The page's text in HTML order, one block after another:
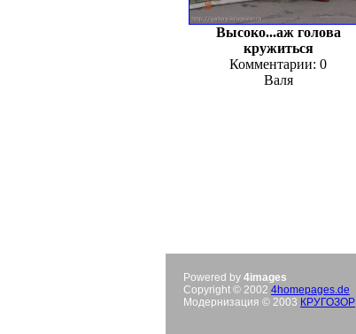
Высоко...аж голова
кружиться
Комментарии: 0
Валя
Powered by 4images
Copyright © 2002 4homepages.de
Модернизация © 2003 КРУГОЗОР